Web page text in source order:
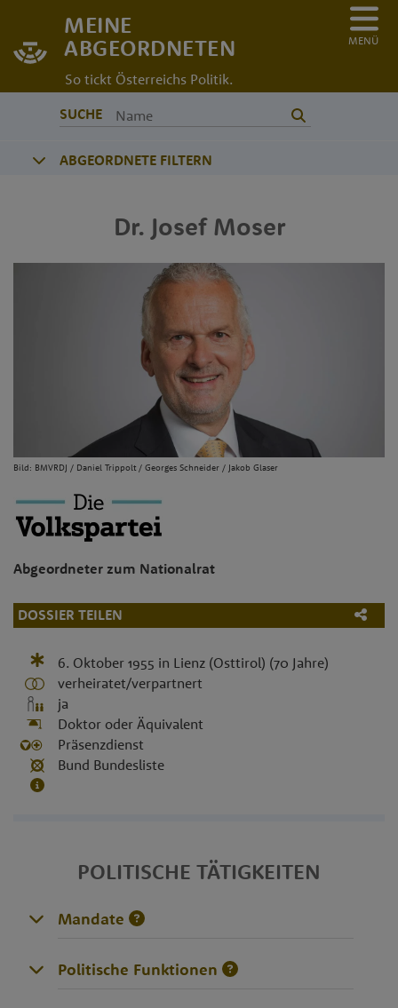
MEINE
ABGEORDNETEN
So tickt Österreichs Politik.
MENÜ
SUCHE
ABGEORDNETE FILTERN
Dr. Josef Moser
Bild: BMVRDJ / Daniel Trippolt / Georges Schneider / Jakob Glaser
Abgeordneter zum Nationalrat
DOSSIER TEILEN
6. Oktober 1955 in Lienz (Osttirol) (70 Jahre)
verheiratet/verpartnert
ja
Doktor oder Äquivalent
Präsenzdienst
Bund Bundesliste
POLITISCHE TÄTIGKEITEN
Mandate
Politische Funktionen